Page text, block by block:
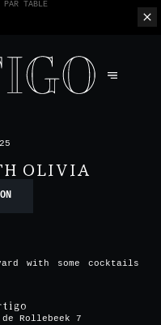
ESPÈCE - SEULEMENT PAR
OLIVIA
with some cocktails
de Rollebeek 7